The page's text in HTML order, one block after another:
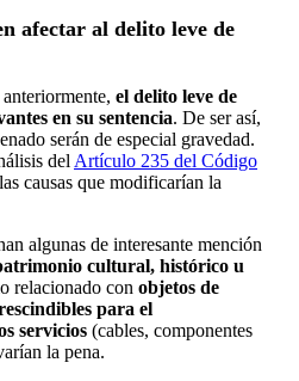
afectar al delito leve de
el delito leve de
en su sentencia. De ser así,
serán de especial gravedad.
del Artículo 235 del Código
causas que modificarían la
algunas de interesante mención
cultural, histórico u
relacionado con objetos de
para el
servicios (cables, componentes
la pena.